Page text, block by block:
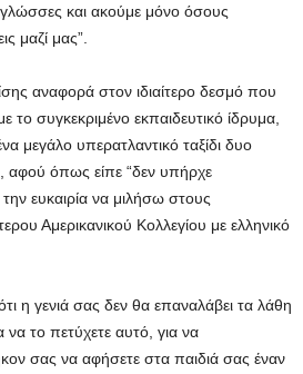
γλώσσες και ακούμε μόνο όσους
μαζί μας”.
αναφορά στον ιδιαίτερο δεσμό που
το συγκεκριμένο εκπαιδευτικό ίδρυμα,
μεγάλο υπερατλαντικό ταξίδι δυο
αφού όπως είπε “δεν υπήρχε
ευκαιρία να μιλήσω στους
Αμερικανικού Κολλεγίου με ελληνικό
η γενιά σας δεν θα επαναλάβει τα λάθη
το πετύχετε αυτό, για να
σας να αφήσετε στα παιδιά σας έναν